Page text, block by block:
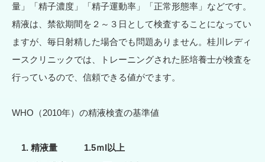
量」「精子濃度」「精子運動率」「正常形態率」などです。
精液は、禁欲期間を２～３日として検査することになってい
ますが、毎日射精した場合でも問題ありません。桂川レディ
ースクリニックでは、トレーニングされた胚培養士が検査を
行っているので、信頼できる値がでます。
WHO（2010年）の精液検査の基準値
精液量 1.5ｍl以上